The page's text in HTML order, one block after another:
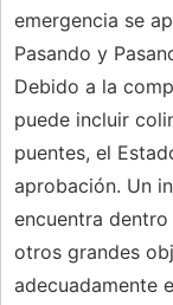
emergencia se
Pasando y
Debido a la
puede incluir
puentes, el
aprobación. Un
encuentra
otros grandes
adecuadamente